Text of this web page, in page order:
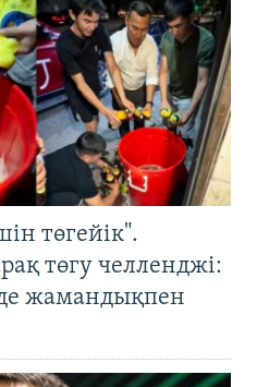
төгейік".
төгу челленджі:
жамандықпен